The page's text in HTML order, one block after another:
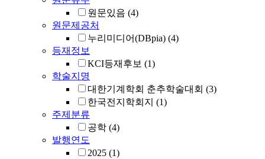
원문있음 (4)
원문제공처
누리미디어(DBpia) (4)
등재정보
KCI등재후보 (1)
학술지명
대한기계학회 춘추학술대회 (3)
한국전지학회지 (1)
주제분류
공학 (4)
발행연도
2025 (1)